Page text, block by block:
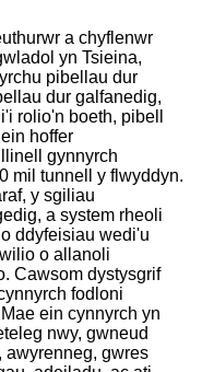
a chyflenwr
yn Tsieina,
pibellau dur
dur galfanedig,
rolio'n boeth, pibell
hoffer
gynnyrch
mil tunnell y flwyddyn.
y sgiliau
a system rheoli
ddyfeisiau wedi'u
o allanoli
Cawsom dystysgrif
fodloni
ein cynnyrch yn
nwy, gwneud
awyrenneg, gwres